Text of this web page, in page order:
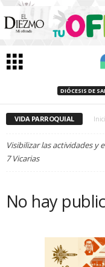
DIÓCESIS DE
VIDA PARROQUIAL
Visibilizar las actividades y
7 Vicarias
No hay